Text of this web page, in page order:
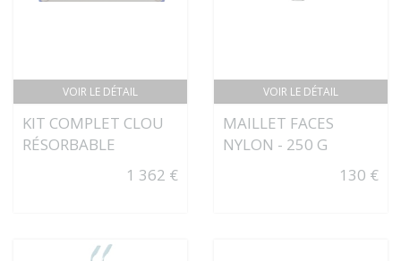
VOIR LE DÉTAIL
KIT COMPLET CLOU
RÉSORBABLE
1 362 €
VOIR LE DÉTAIL
MAILLET FACES
NYLON - 250 G
130 €